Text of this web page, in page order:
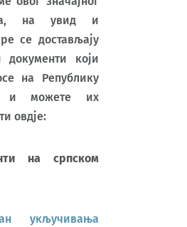
на увид и
се достављају
документи који
на Републику
и можете их
овдје:
на српском
укључивања